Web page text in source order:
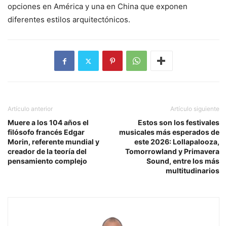
opciones en América y una en China que exponen
diferentes estilos arquitectónicos.
Artículo anterior
Muere a los 104 años el
filósofo francés Edgar
Morin, referente mundial y
creador de la teoría del
pensamiento complejo
Artículo siguiente
Estos son los festivales
musicales más esperados de
este 2026: Lollapalooza,
Tomorrowland y Primavera
Sound, entre los más
multitudinarios